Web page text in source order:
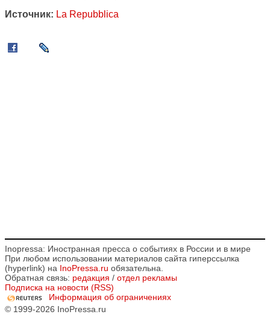
Источник: La Repubblica
Inopressa: Иностранная пресса о событиях в России и в мире
При любом использовании материалов сайта гиперссылка
(hyperlink) на InoPressa.ru обязательна.
Обратная связь: редакция / отдел рекламы
Подписка на новости (RSS)
Информация об ограничениях
© 1999-2026 InoPressa.ru